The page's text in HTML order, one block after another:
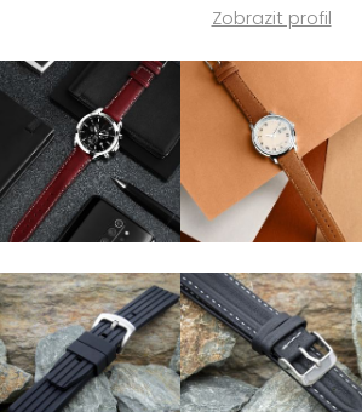
Zobrazit profil